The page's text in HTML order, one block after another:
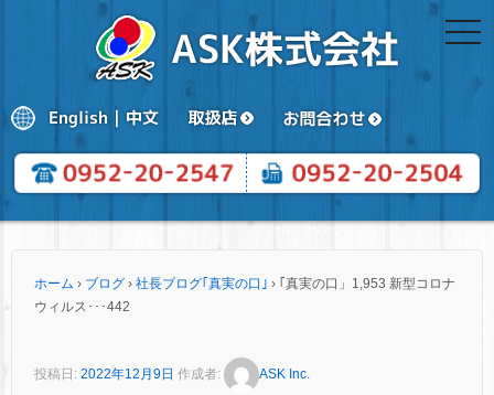
ホーム › ブログ › 社長ブログ｢真実の口｣ › ｢真実の口」1,953 新型コロナ
ウィルス･･･442
投稿日: 2022年12月9日 作成者: ASK Inc.